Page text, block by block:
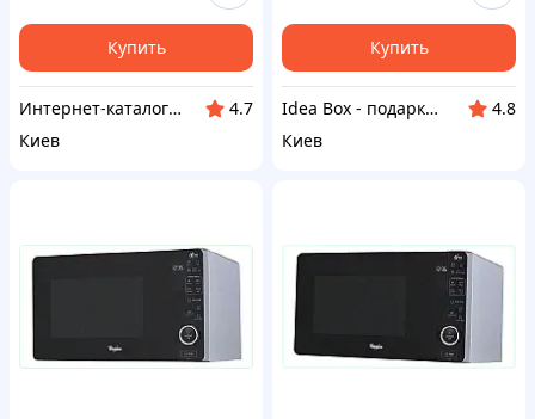
Купить
Интернет-каталог скидок "Гривна Маркет"
4.7
Киев
Купить
Idea Box - подарки для всей семьи
4.8
Киев